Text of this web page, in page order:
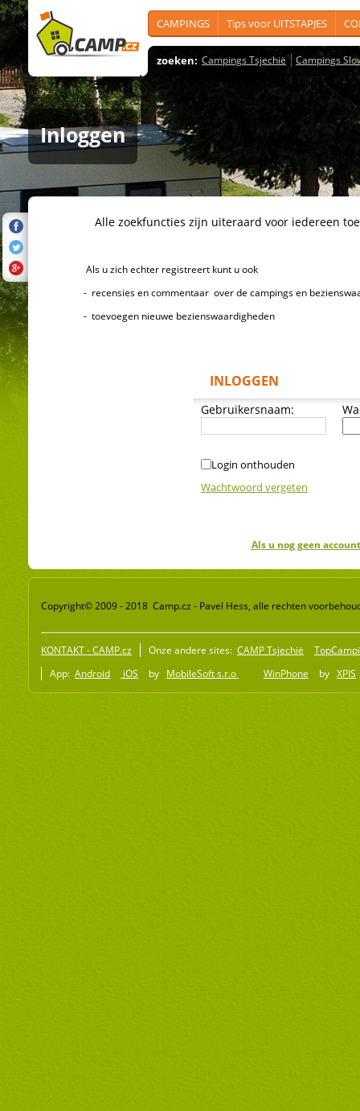
CAMPINGS Tips voor UITSTAPJES
zoeken: Campings Tsjechië Campings
Inloggen
Alle zoekfuncties zijn uiteraard voor iedereen
Als u zich echter registreert kunt u ook
- recensies en commentaar over de campings en
- toevoegen nieuwe bezienswaardigheden
INLOGGEN
Gebruikersnaam:
Login onthouden
Wachtwoord vergeten
Als u nog geen
Copyright© 2009 - 2018 Camp.cz - Pavel Hess, alle rechten
KONTAKT - CAMP.cz Onze andere sites: CAMP Tsjechië
App: Android iOS by MobileSoft s.r.o WinPhone by XPIS